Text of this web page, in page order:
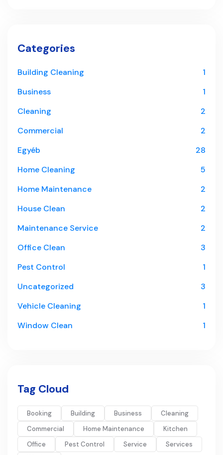
Categories
Building Cleaning
1
Business
1
Cleaning
2
Commercial
2
Egyéb
28
Home Cleaning
5
Home Maintenance
2
House Clean
2
Maintenance Service
2
Office Clean
3
Pest Control
1
Uncategorized
3
Vehicle Cleaning
1
Window Clean
1
Tag Cloud
Booking Building Business
Cleaning
Commercial
Home Maintenance
Kitchen
Office
Pest Control Service
Services